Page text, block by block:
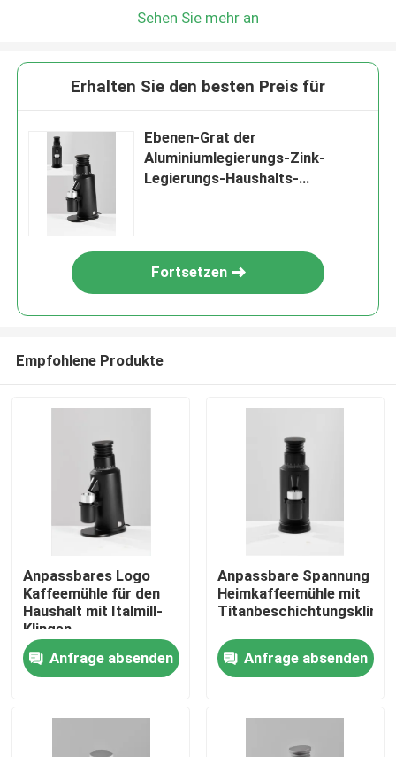
Haus
VR Show
Sehen Sie mehr an
Erhalten Sie den besten Preis für
Ebenen-Grat der
Aluminiumlegierungs-Zink-
Legierungs-Haushalts-
Fortsetzen
Empfohlene Produkte
Anpassbares Logo
Kaffeemühle für den
Haushalt mit Italmill-
Klingen
Anfrage absenden
Anpassbare Spannung
Heimkaffeemühle mit
Titanbeschichtungsklinge
Anfrage absenden